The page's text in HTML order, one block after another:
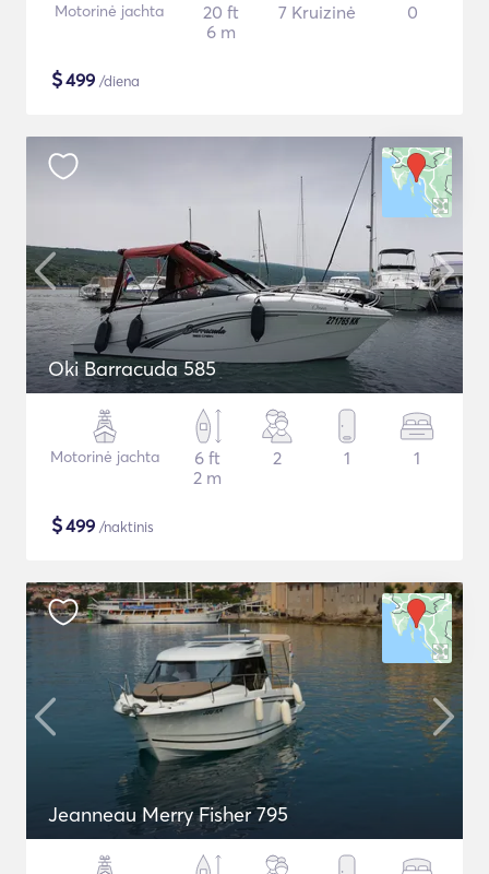
Motorinė jachta
20 ft
6 m
7 Kruizinė 0
$499 /diena
Oki Barracuda 585
Motorinė jachta
6 ft
2 m
2 1 1
$499 /naktinis
Jeanneau Merry Fisher 795